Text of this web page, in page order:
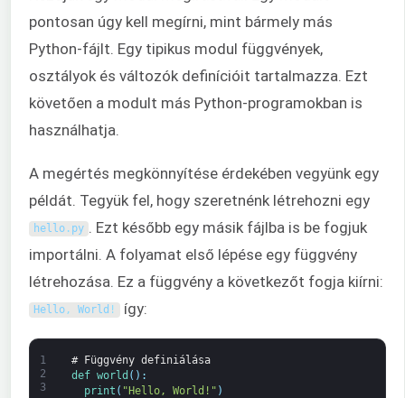
pontosan úgy kell megírni, mint bármely más
Python-fájlt. Egy tipikus modul függvények,
osztályok és változók definícióit tartalmazza. Ezt
követően a modult más Python-programokban is
használhatja.
A megértés megkönnyítése érdekében vegyünk egy
példát. Tegyük fel, hogy szeretnénk létrehozni egy
hello. py . Ezt később egy másik fájlba is be fogjuk
importálni. A folyamat első lépése egy függvény
létrehozása. Ez a függvény a következőt fogja kiírni:
Hello, World ! így:
1
2
3
# Függvény definiálása
def world ( ) :
print ( "Hello, World!" )